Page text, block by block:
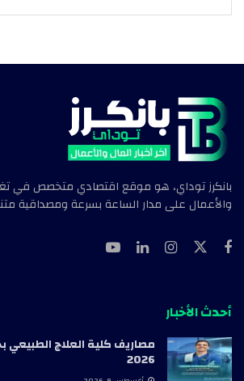
بانكرز توداي، هو موقع اقتصادي متخصص في
والأعمال على مدار الساعة بسرعة ومصداقية
أحدث الأخبار
مصاريف كلية العلاج الطبيعي
2026